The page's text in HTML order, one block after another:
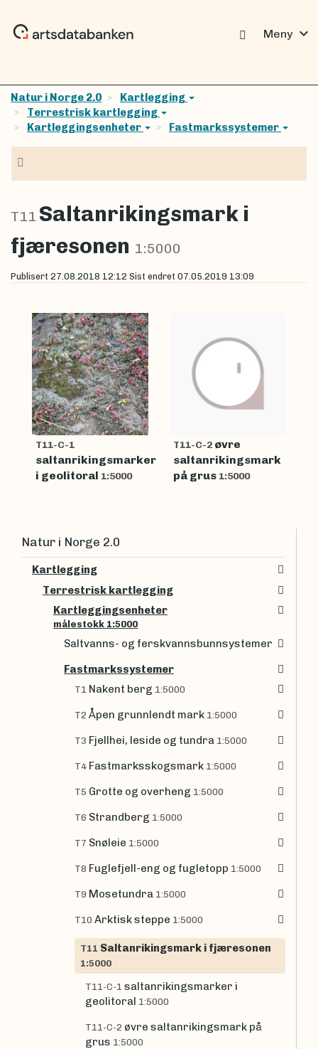
Meny expand_more
Natur i Norge 2.0
Kartlegging
Terrestrisk kartlegging
Kartleggingsenheter
Fastmarkssystemer
T11 Saltanrikingsmark i
fjæresonen 1:5000
Publisert 27.08.2018 12:12 Sist endret 07.05.2019 13:09
T11-C-1
saltanrikingsmarker
i geolitoral 1:5000
T11-C-2 øvre
saltanrikingsmark
på grus 1:5000
Natur i Norge 2.0
Kartlegging
Terrestrisk kartlegging
Kartleggingsenheter
målestokk 1:5000
Saltvanns- og ferskvannsbunnsystemer
Fastmarkssystemer
T1 Nakent berg 1:5000
T2Åpen grunnlendt mark 1:5000
T3 Fjellhei, leside og tundra 1:5000
T4 Fastmarksskogsmark 1:5000
T5 Grotte og overheng 1:5000
T6 Strandberg 1:5000
T7 Snøleie 1:5000
T8 Fuglefjell-eng og fugletopp 1:5000
T9 Mosetundra 1:5000
T10 Arktisk steppe 1:5000
T11 Saltanrikingsmark i fjæresonen
1:5000
T11-C-1 saltanrikingsmarker i
geolitoral 1:5000
T11-C-2 øvre saltanrikingsmark på
grus 1:5000